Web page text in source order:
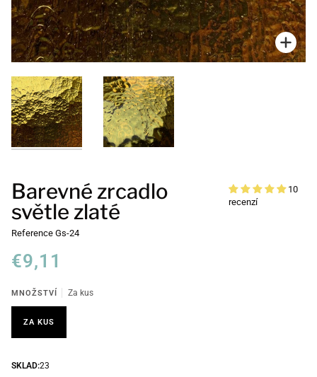
Barevné zrcadlo
světle zlaté
10
recenzí
Reference Gs-24
€9,11
MNOŽSTVÍ Za kus
ZA KUS
SKLAD:23